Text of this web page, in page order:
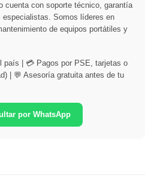
cuenta con soporte técnico, garantía
especialistas. Somos líderes en
de equipos portátiles y
país | 💳 Pagos por PSE, tarjetas o
| 💬 Asesoría gratuita antes de tu
por WhatsApp